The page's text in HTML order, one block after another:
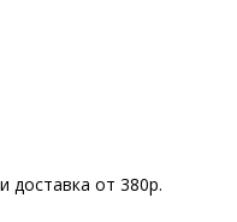
доставка от 380р.